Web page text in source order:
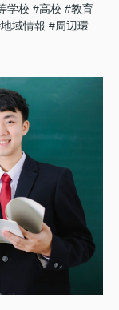
学校 #高校 #教育
域情報 #周辺環